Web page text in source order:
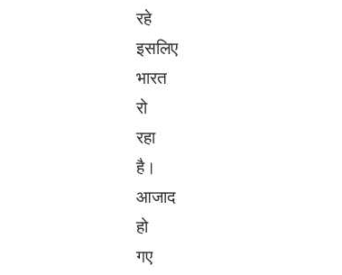
रहे
इसलिए
भारत
रो
रहा
है।
आजाद
हो
गए